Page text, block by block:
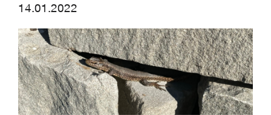
14.01.2022